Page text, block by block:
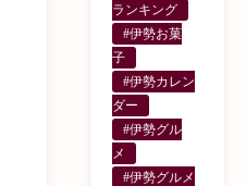
ランキング
#伊勢お菓
子
#伊勢カレン
ダー
#伊勢グル
メ
#伊勢グルメ